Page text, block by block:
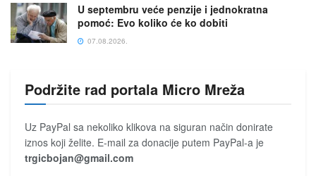
U septembru veće penzije i jednokratna
pomoć: Evo koliko će ko dobiti
07.08.2026.
Podržite rad portala Micro Mreža
Uz PayPal sa nekoliko klikova na siguran način donirate
iznos koji želite. E-mail za donacije putem PayPal-a je
trgicbojan@gmail.com